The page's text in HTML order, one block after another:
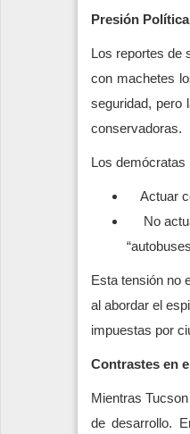
Presión
Los reportes de
con machetes
seguridad, pero
conservadoras.
Los demócratas
Actuar
No
Esta tensión no
al abordar el
impuestas por
Contrastes en
Mientras
de desarrollo.